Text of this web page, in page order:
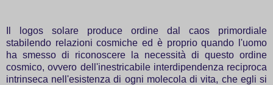
Il logos solare produce ordine dal caos primordiale
stabilendo relazioni cosmiche ed è proprio quando l'uomo
ha smesso di riconoscere la necessità di questo ordine
cosmico, ovvero dell'inestricabile interdipendenza reciproca
intrinseca nell'esistenza di ogni molecola di vita, che egli si